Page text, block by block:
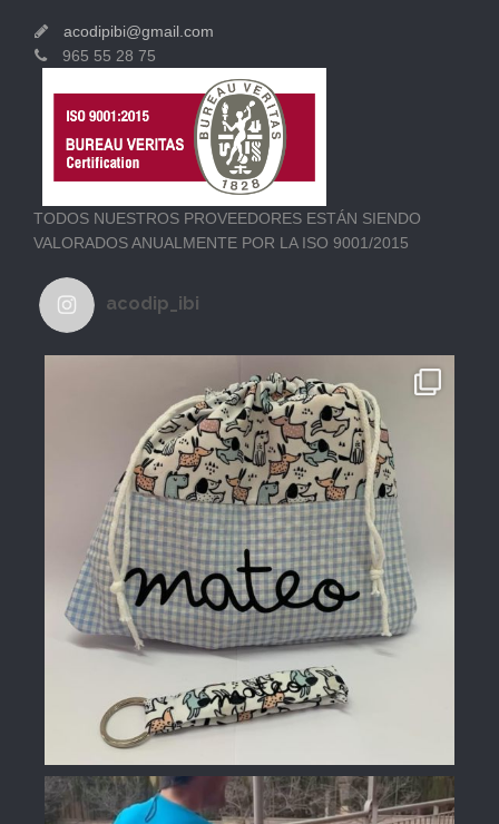
acodipibi@gmail.com
965 55 28 75
TODOS NUESTROS PROVEEDORES ESTÁN SIENDO
VALORADOS ANUALMENTE POR LA ISO 9001/2015
acodip_ibi